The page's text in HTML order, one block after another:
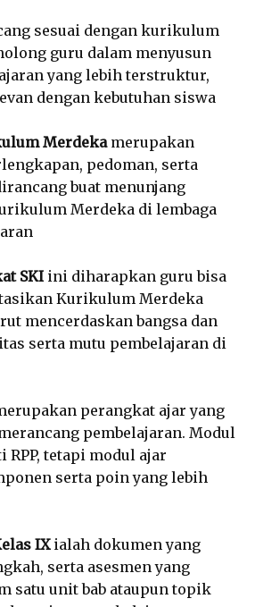
sesuai dengan kurikulum
guru dalam menyusun
yang lebih terstruktur,
dengan kebutuhan siswa
Merdekamerupakan
pedoman, serta
buat menunjang
Merdeka di lembaga
SKI ini diharapkan guru bisa
Kurikulum Merdeka
mencerdaskan bangsa dan
serta mutu pembelajaran di
perangkat ajar yang
pembelajaran. Modul
RPP, tetapi modul ajar
serta poin yang lebih
IXialah dokumen yang
serta asesmen yang
satu unit bab ataupun topik